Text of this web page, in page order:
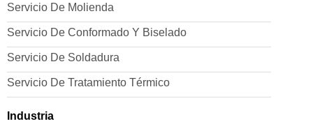
Servicio De Molienda
Servicio De Conformado Y Biselado
Servicio De Soldadura
Servicio De Tratamiento Térmico
Industria